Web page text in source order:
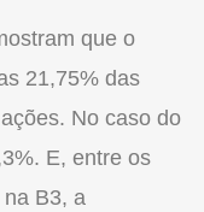
que o
21,75% das
No caso do
E, entre os
B3, a